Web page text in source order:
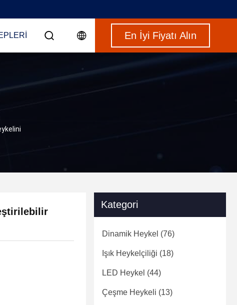
En İyi Fiyatı Alın
Kategori
Dinamik Heykel (76)
Işık Heykelçiliği (18)
LED Heykel (44)
Çeşme Heykeli (13)